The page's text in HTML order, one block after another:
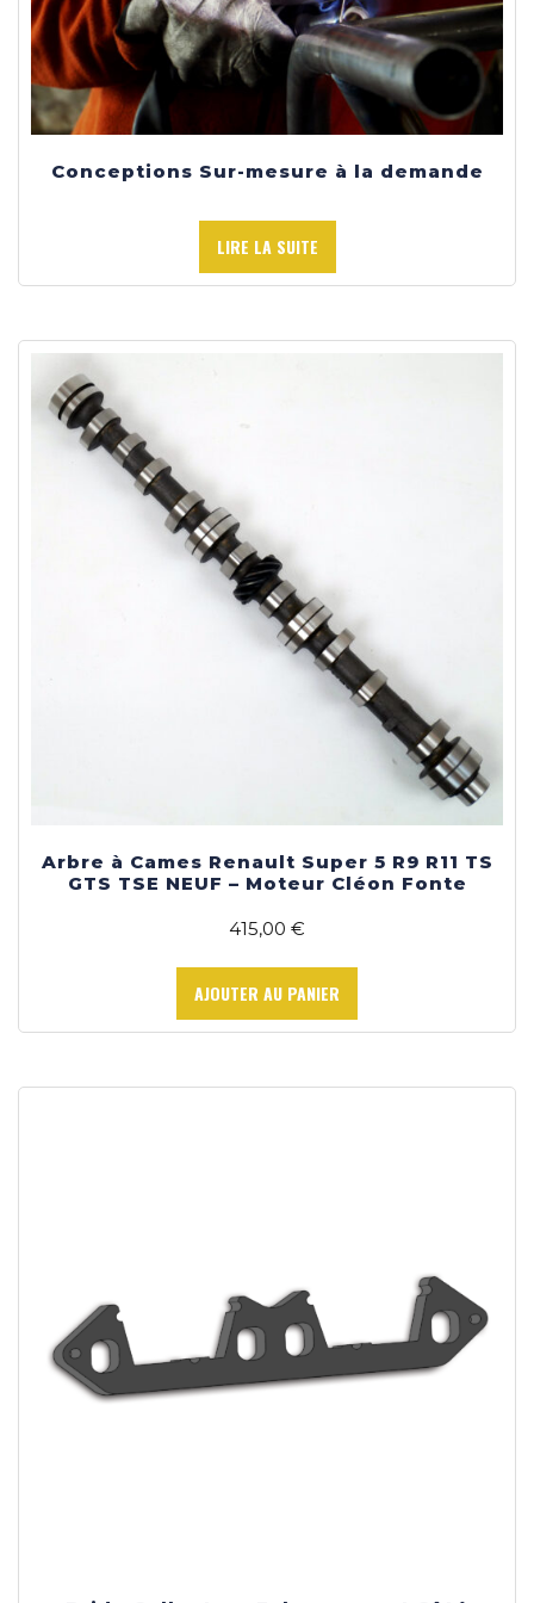
Conceptions Sur-mesure à la demande
LIRE LA SUITE
Arbre à Cames Renault Super 5 R9 R11 TS
GTS TSE NEUF – Moteur Cléon Fonte
415,00 €
AJOUTER AU PANIER